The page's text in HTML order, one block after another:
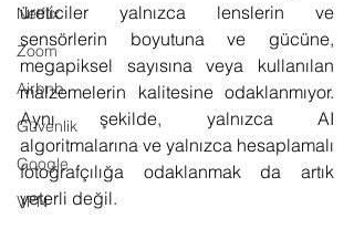
Netflix
Zoom
Airbnb
Güvenlik
Google
VPN
üreticiler yalnızca lenslerin ve
sensörlerin boyutuna ve gücüne,
megapiksel sayısına veya kullanılan
malzemelerin kalitesine odaklanmıyor.
Aynı şekilde, yalnızca AI
algoritmalarına ve yalnızca hesaplamalı
fotoğrafçılığa odaklanmak da artık
yeterli değil.